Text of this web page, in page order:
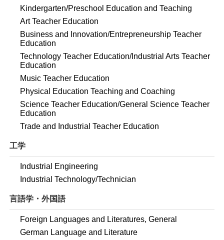
Kindergarten/Preschool Education and Teaching
Art Teacher Education
Business and Innovation/Entrepreneurship Teacher
Education
Technology Teacher Education/Industrial Arts Teacher
Education
Music Teacher Education
Physical Education Teaching and Coaching
Science Teacher Education/General Science Teacher
Education
Trade and Industrial Teacher Education
工学
Industrial Engineering
Industrial Technology/Technician
言語学・外国語
Foreign Languages and Literatures, General
German Language and Literature